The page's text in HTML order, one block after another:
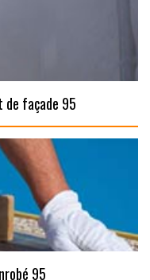
façade 95
95